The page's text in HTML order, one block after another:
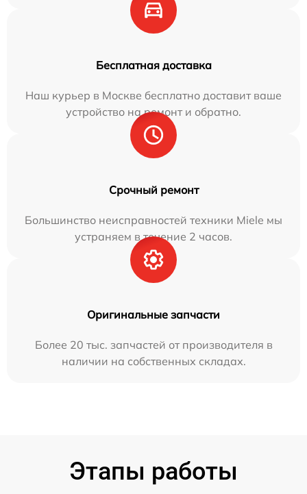
Бесплатная доставка
Наш курьер в Москве бесплатно доставит ваше
устройство на ремонт и обратно.
Срочный ремонт
Большинство неисправностей техники Miele мы
устраняем в течение 2 часов.
Оригинальные запчасти
Более 20 тыс. запчастей от производителя в
наличии на собственных складах.
Этапы работы